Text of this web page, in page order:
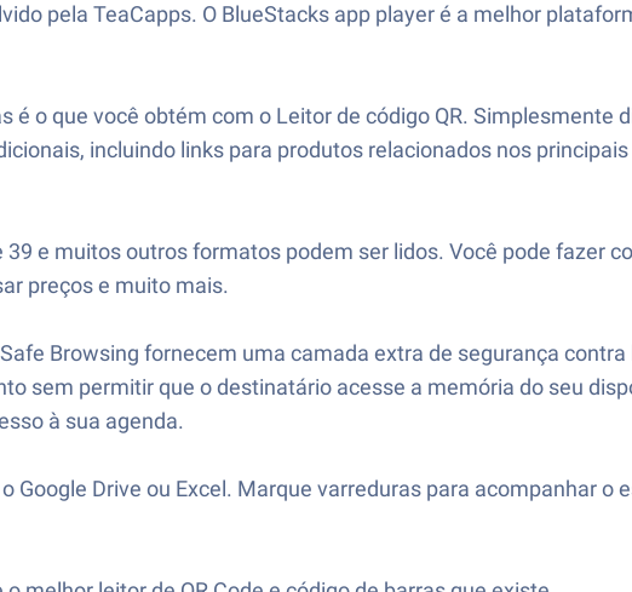
pela TeaCapps. O BlueStacks app player é a melhor
é o que você obtém com o Leitor de código QR. Simplesmente
incluindo links para produtos relacionados nos
39 e muitos outros formatos podem ser lidos. Você pode fazer
preços e muito mais.
Browsing fornecem uma camada extra de segurança
sem permitir que o destinatário acesse a memória do seu
à sua agenda.
Google Drive ou Excel. Marque varreduras para acompanhar o